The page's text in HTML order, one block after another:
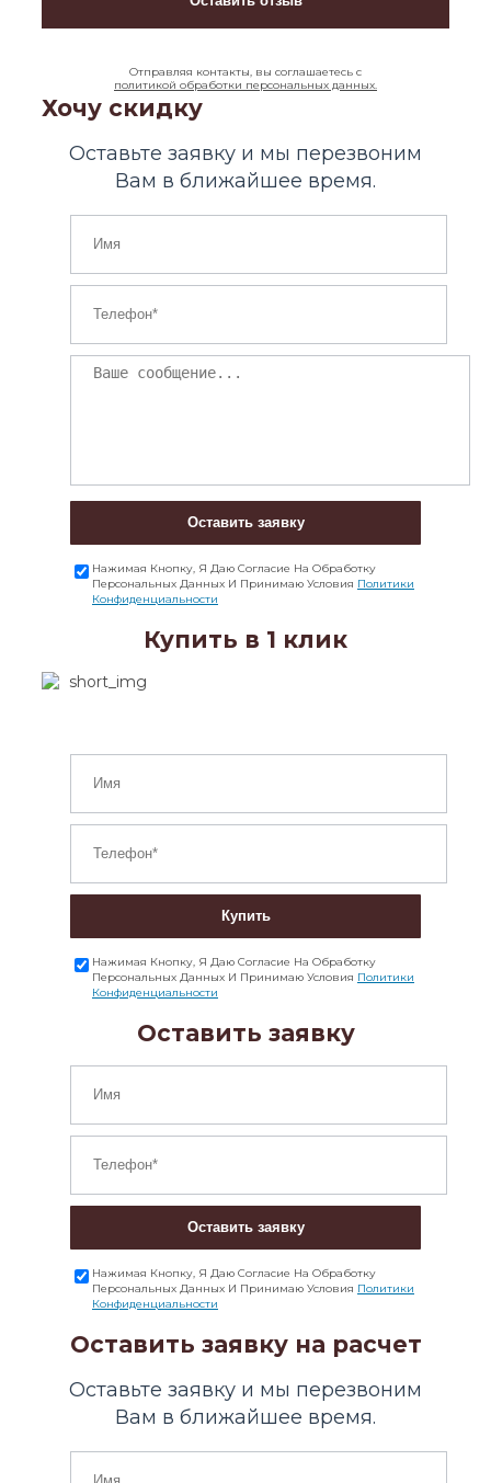
Отправляя контакты, вы соглашаетесь с
политикой обработки персональных данных.
Хочу скидку
Оставьте заявку и мы перезвоним
Вам в ближайшее время.
Оставить заявку
Нажимая Кнопку, Я Даю Согласие На Обработку
Персональных Данных И Принимаю Условия Политики
Конфиденциальности
Купить в 1 клик
Купить
Нажимая Кнопку, Я Даю Согласие На Обработку
Персональных Данных И Принимаю Условия Политики
Конфиденциальности
Оставить заявку
Оставить заявку
Нажимая Кнопку, Я Даю Согласие На Обработку
Персональных Данных И Принимаю Условия Политики
Конфиденциальности
Оставить заявку на расчет
Оставьте заявку и мы перезвоним
Вам в ближайшее время.